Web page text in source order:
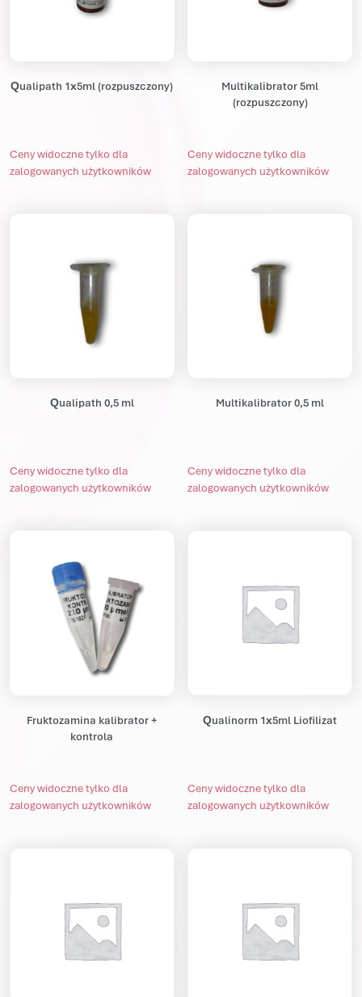
Qualipath 1x5ml (rozpuszczony)
Ceny widoczne tylko dla
zalogowanych użytkowników
Multikalibrator 5ml
(rozpuszczony)
Ceny widoczne tylko dla
zalogowanych użytkowników
Qualipath 0,5 ml
Ceny widoczne tylko dla
zalogowanych użytkowników
Multikalibrator 0,5 ml
Ceny widoczne tylko dla
zalogowanych użytkowników
Fruktozamina kalibrator +
kontrola
Ceny widoczne tylko dla
zalogowanych użytkowników
Qualinorm 1x5ml Liofilizat
Ceny widoczne tylko dla
zalogowanych użytkowników